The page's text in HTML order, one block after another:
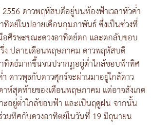
2556 ดาวพฤหัสบดีอยู่บนท้องฟ้าเวลาหัวค่ำ
ทิตย์ในปลายเดือนกุมภาพันธ์ ซึ่งเป็นช่วงที่
ศีรษะขณะดวงอาทิตย์ตก และตกลับขอบ
รึ่ง ปลายเดือนพฤษภาคม ดาวพฤหัสบดี
าทิตย์มากขึ้นจนปรากฏอยู่ต่ำใกล้ขอบฟ้าทิศ
ดาวพุธกับดาวศุกร์จะผ่านมาอยู่ใกล้ดาว
ห์สุดท้ายของเดือนพฤษภาคม แต่อาจสังเกต
ะอยู่ต่ำใกล้ขอบฟ้า และเป็นฤดูฝน จากนั้น
มทิศกับดวงอาทิตย์ในวันที่ 19 มิถุนายน